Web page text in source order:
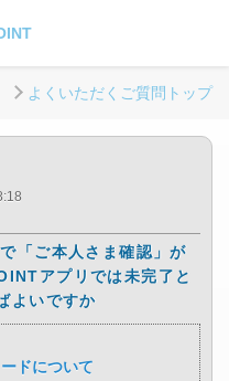
よくいただくご質問トップ
「ご本人さま確認」が
アプリでは未完了と
よいですか
ドについて